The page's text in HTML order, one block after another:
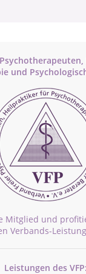
und
Mitglied und
Verbands-
Leistungen des VFP: